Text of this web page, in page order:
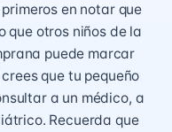
en notar que
que otros niños de la
puede marcar
que tu pequeño
a un médico, a
Recuerda que